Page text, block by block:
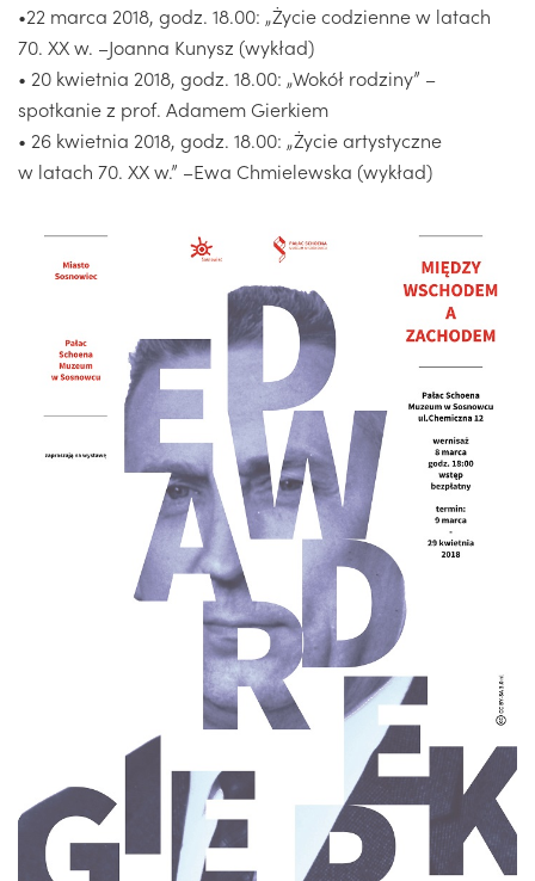
•22 marca 2018, godz. 18.00: „Życie codzienne w latach
70. XX w. –Joanna Kunysz (wykład)
• 20 kwietnia 2018, godz. 18.00: „Wokół rodziny” –
spotkanie z prof. Adamem Gierkiem
• 26 kwietnia 2018, godz. 18.00: „Życie artystyczne
w latach 70. XX w.” –Ewa Chmielewska (wykład)